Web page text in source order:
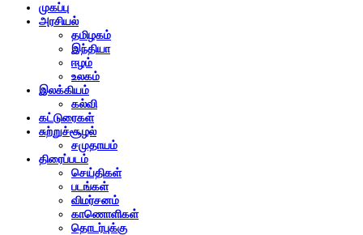
முகப்பு
அரசியல்
தமிழகம்
இந்தியா
ஈழம்
உலகம்
இலக்கியம்
கல்வி
கட்டுரைகள்
சுற்றுச்சூழல்
சமுதாயம்
திரைப்படம்
செய்திகள்
படங்கள்
விமர்சனம்
காணொளிகள்
தொடர்புக்கு